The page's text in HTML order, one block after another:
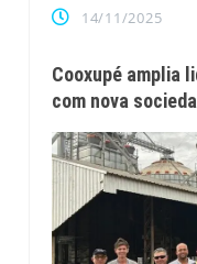
14/11/2025
Cooxupé amplia
com nova